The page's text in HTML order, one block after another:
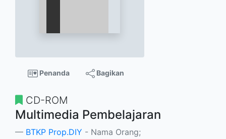
Penanda Bagikan
CD-ROM
Multimedia Pembelajaran
BTKP Prop.DIY - Nama Orang;